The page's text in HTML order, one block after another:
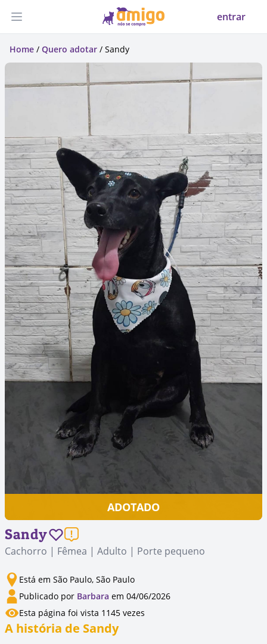
Abrir menu entrar
Home / Quero adotar / Sandy
ADOTADO
Sandy
Cachorro | Fêmea | Adulto | Porte pequeno
Está em São Paulo, São Paulo
Publicado por Barbara em 04/06/2026
Esta página foi vista 1145 vezes
A história de Sandy